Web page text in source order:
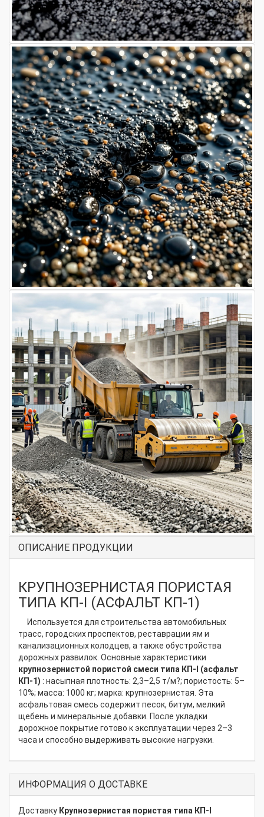
ОПИСАНИЕ ПРОДУКЦИИ
КРУПНОЗЕРНИСТАЯ ПОРИСТАЯ
ТИПА КП-I (АСФАЛЬТ КП-1)
Используется для строительства автомобильных
трасс, городских проспектов, реставрации ям и
канализационных колодцев, а также обустройства
дорожных развилок. Основные характеристики
крупнозернистой пористой смеси типа КП-I (асфальт
КП-1) : насыпная плотность: 2,3–2,5 т/м?; пористость: 5–
10%; масса: 1000 кг; марка: крупнозернистая. Эта
асфальтовая смесь содержит песок, битум, мелкий
щебень и минеральные добавки. После укладки
дорожное покрытие готово к эксплуатации через 2–3
часа и способно выдерживать высокие нагрузки.
ИНФОРМАЦИЯ О ДОСТАВКЕ
Доставку Крупнозернистая пористая типа КП-I